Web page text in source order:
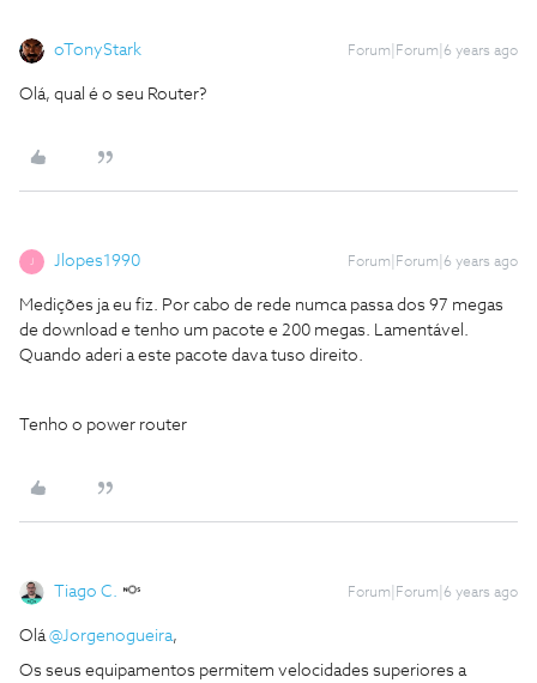
oTonyStark Forum|Forum|6 years ago
Olá, qual é o seu Router?
Jlopes1990 Forum|Forum|6 years ago
Medições ja eu fiz. Por cabo de rede numca passa dos 97 megas
de download e tenho um pacote e 200 megas. Lamentável.
Quando aderi a este pacote dava tuso direito.
Tenho o power router
Tiago C. Forum|Forum|6 years ago
Olá@Jorgenogueira,
Os seus equipamentos permitem velocidades superiores a